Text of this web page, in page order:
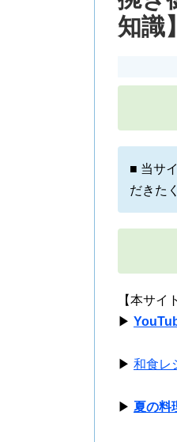
知識
■ 当サ
だきた
【本サイ
▶
▶ 和食レ
▶ 夏の料